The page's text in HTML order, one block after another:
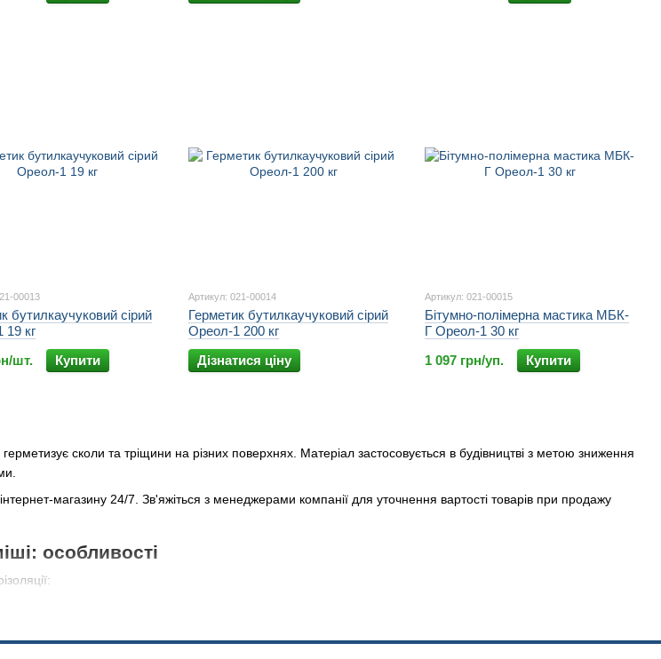
сколи та тріщини на різних поверхнях. Матеріал застосовується в будівництві з метою зниження
інтернет-магазину 24/7. Зв'яжіться з менеджерами компанії для уточнення вартості товарів при продажу
особливості
00013
бутилкаучуковий сірий
19 кг
шт.
Купити
Артикул: 021-00014
Герметик бутилкаучуковий сірий
Ореол-1 200 кг
Дізнатися ціну
Артикул: 021-00015
Бітумно-полімерна мастика МБК-
Г Ореол-1 30 кг
1 097 грн/уп.
Купити